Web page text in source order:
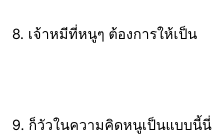
8. เจ้าหมีที่หนูๆ ต้องการให้เป็น
9. ก็วัวในความคิดหนูเป็นแบบนี้นี่